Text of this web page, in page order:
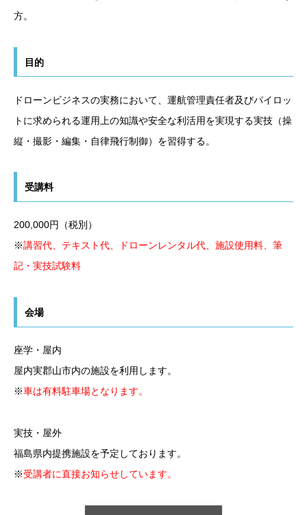
方。
目的
ドローンビジネスの実務において、運航管理責任者及びパイロッ
トに求められる運用上の知識や安全な利活用を実現する実技（操
縦・撮影・編集・自律飛行制御）を習得する。
受講料
200,000円（税別）
※講習代、テキスト代、ドローンレンタル代、施設使用料、筆
記・実技試験料
会場
座学・屋内
屋内実郡山市内の施設を利用します。
※車は有料駐車場となります。
実技・屋外
福島県内提携施設を予定しております。
※受講者に直接お知らせしています。